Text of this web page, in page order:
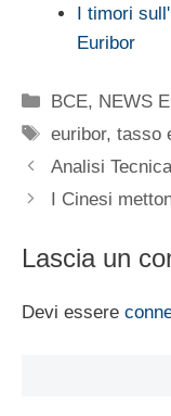
I timori
Euribor
Categorie
BCE, NEWS
Tag
euribor,tasso
Analisi
I Cinesi
Lascia un
Devi essere